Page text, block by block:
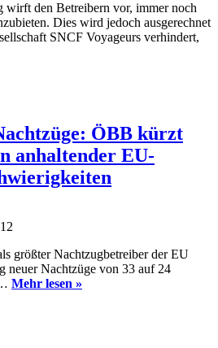
wirft den Betreibern vor, immer noch
Dies wird jedoch ausgerechnet
SNCF Voyageurs verhindert,
ÖBB kürzt
anhaltender EU-
größter Nachtzugbetreiber der EU
neuer Nachtzüge von 33 auf 24
Mehr lesen »